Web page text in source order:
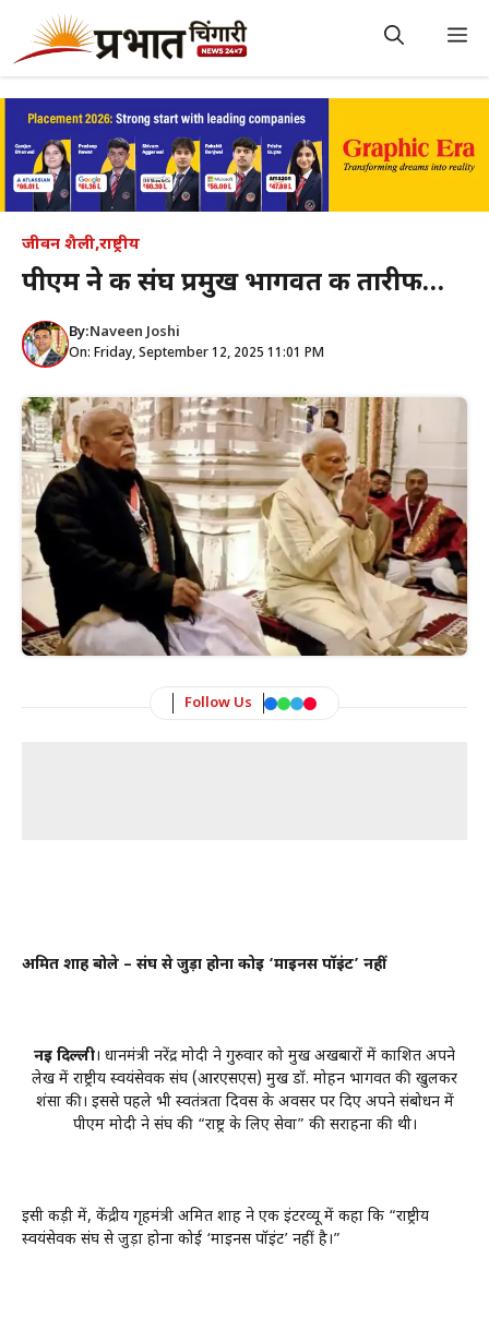
content
जीवन शैली,राष्ट्रीय
पीएम ने की संघ प्रमुख भागवत की तारीफ…
By:Naveen Joshi
On: Friday, September 12, 2025 11:01 PM
Follow Us
अमित शाह बोले – संघ से जुड़ा होना कोई ‘माइनस पॉइंट’ नहीं
नई दिल्ली। प्रधानमंत्री नरेंद्र मोदी ने गुरुवार को प्रमुख अखबारों में प्रकाशित अपने
लेख में राष्ट्रीय स्वयंसेवक संघ (आरएसएस) प्रमुख डॉ. मोहन भागवत की खुलकर
प्रशंसा की। इससे पहले भी स्वतंत्रता दिवस के अवसर पर दिए अपने संबोधन में
पीएम मोदी ने संघ की “राष्ट्र के लिए सेवा” की सराहना की थी।
इसी कड़ी में, केंद्रीय गृहमंत्री अमित शाह ने एक इंटरव्यू में कहा कि “राष्ट्रीय
स्वयंसेवक संघ से जुड़ा होना कोई ‘माइनस पॉइंट’ नहीं है।”